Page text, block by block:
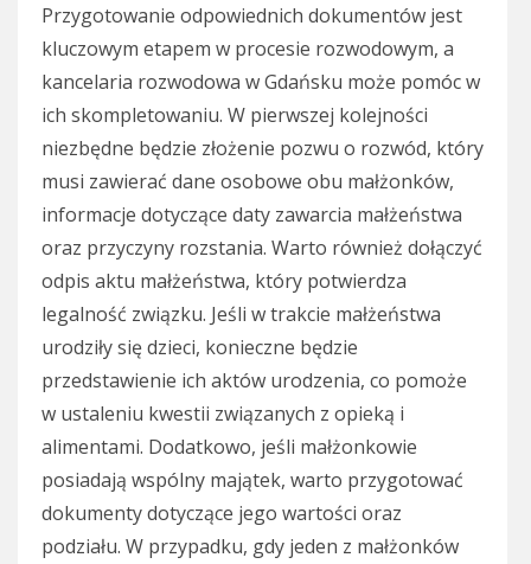
Przygotowanie odpowiednich dokumentów jest
kluczowym etapem w procesie rozwodowym, a
kancelaria rozwodowa w Gdańsku może pomóc w
ich skompletowaniu. W pierwszej kolejności
niezbędne będzie złożenie pozwu o rozwód, który
musi zawierać dane osobowe obu małżonków,
informacje dotyczące daty zawarcia małżeństwa
oraz przyczyny rozstania. Warto również dołączyć
odpis aktu małżeństwa, który potwierdza
legalność związku. Jeśli w trakcie małżeństwa
urodziły się dzieci, konieczne będzie
przedstawienie ich aktów urodzenia, co pomoże
w ustaleniu kwestii związanych z opieką i
alimentami. Dodatkowo, jeśli małżonkowie
posiadają wspólny majątek, warto przygotować
dokumenty dotyczące jego wartości oraz
podziału. W przypadku, gdy jeden z małżonków